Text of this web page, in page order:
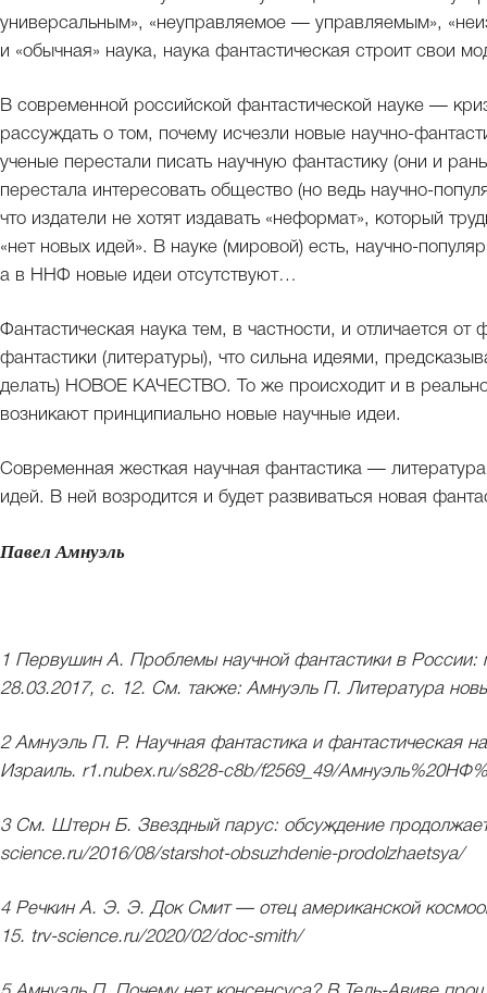
универсальным», «неуправляемое — управляемым»,
и «обычная» наука, наука фантастическая строит свои
В современной российской фантастической науке —
рассуждать о том, почему исчезли новые научно-
ученые перестали писать научную фантастику (они и
перестала интересовать общество (но ведь научно-
что издатели не хотят издавать «неформат», который
«нет новых идей». В науке (мировой) есть, научно-
а в ННФ новые идеи отсутствуют…
Фантастическая наука тем, в частности, и отличается от
фантастики (литературы), что сильна идеями,
делать) НОВОЕ КАЧЕСТВО. То же происходит и в
возникают принципиально новые научные идеи.
Современная жесткая научная фантастика —
идей. В ней возродится и будет развиваться новая
Павел Амнуэль
1 Первушин А. Проблемы научной фантастики в
28.03.2017, с. 12. См. также: Амнуэль П. Литература
2 Амнуэль П. Р. Научная фантастика и фантастическая
Израиль. r1.nubex.ru/s828-c8b/f2569_49/
3 См. Штерн Б. Звездный парус: обсуждение
science.ru/2016/08/starshot-obsuzhdenie-prodolzhaetsya/
4 Речкин А. Э. Э. Док Смит — отец американской
15. trv-science.ru/2020/02/doc-smith/